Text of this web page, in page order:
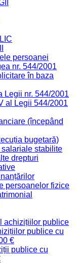
persoanei
nr. 544/2001
în baza
Legii nr. 544/2001
al Legii 544/2001
(începând
bugetară)
stabilite
drepturi
persoanelor fizice
achizițiilor publice
publice cu
€
publice cu